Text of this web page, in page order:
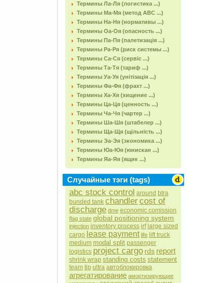
Термины Ла-Ля (логистика ...)
Термины Ма-Мя (метод АВС ...)
Термины На-Ня (нормативы ...)
Термины Оа-Оя (опасность ...)
Термины Па-Пя (палетизація ...)
Термины Ра-Ря (риск системы ...)
Термины Са-Ся (сервіс ...)
Термины Та-Тя (тариф ...)
Термины Уа-Уя (унітізація ...)
Термины Фа-Фя (фрахт ...)
Термины Ха-Хя (хищение ...)
Термины Ца-Ця (ценность ...)
Термины Ча-Чя (чартер ...)
Термины Ша-Шя (штабелер ...)
Термины Ща-Щя (щільність ...)
Термины Эа-Эя (экономика ...)
Термины Юа-Юя (юнискан ...)
Термины Яа-Яя (ящик ...)
Случайные тэги (tags)
abc stock control around btra
bunded tank chandlercost of
discharge dme economic comission
flag state global positioning system
injection inventory process irf large sized
cargo lease payment life lift truck
medium modal split passenger
logistics project cargo rds report
shrink wrap standing costs statement
team tip ultra автоблокировка
агрегатирование амортизирующие